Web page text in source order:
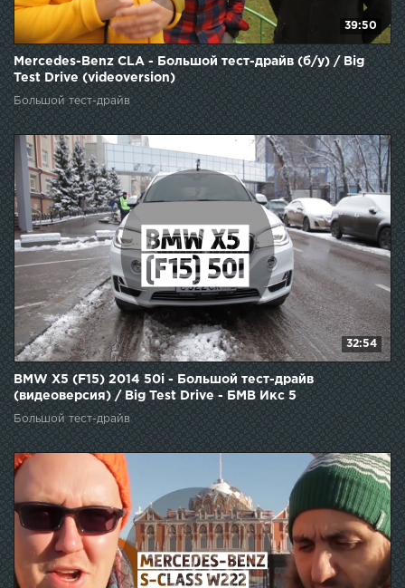
39:50
Mercedes-Benz CLA - Большой тест-драйв (б/у) / Big
Test Drive (videoversion)
Большой тест-драйв
32:54
BMW X5 (F15) 2014 50i - Большой тест-драйв
(видеоверсия) / Big Test Drive - БМВ Икс 5
Большой тест-драйв